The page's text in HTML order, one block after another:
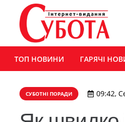
ТОП НОВИНИ ГАРЯЧІ
СУБОТНІ ПОРАДИ 09:42,